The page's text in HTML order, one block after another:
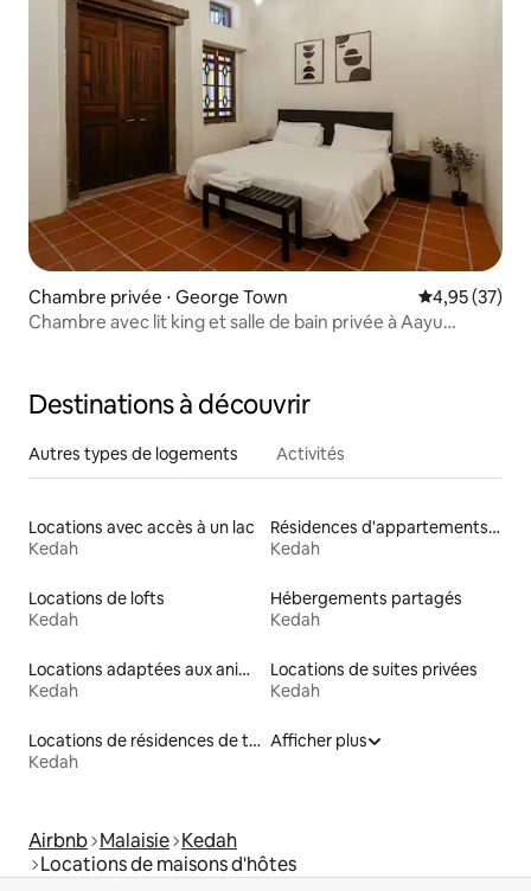
Chambre privée ⋅ George Town Évaluation
4,95 (37)
Chambre avec lit king et salle de bain privée à Aayu
Destinations à découvrir
Autres types de logements Activités
Locations avec accès à un lac
Kedah
Résidences d'appartements en location
Kedah
Locations de lofts
Kedah
Hébergements partagés
Kedah
Locations adaptées aux animaux
Kedah
Locations de suites privées
Kedah
Locations de résidences de tourisme
Kedah
Afficher plus
Airbnb Malaisie Kedah
Locations de maisons d'hôtes